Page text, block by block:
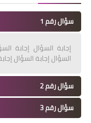
سؤال رقم 1
إجابة السؤال إجابة
السؤال إجابة السؤال
سؤال رقم 2
سؤال رقم 3